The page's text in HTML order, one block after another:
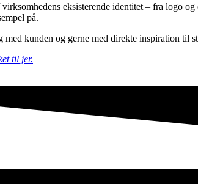
eksisterende identitet – fra logo
på.
kunden og gerne med direkte inspiration til
til jer.